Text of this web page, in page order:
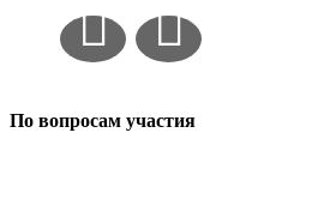
По вопросам участия